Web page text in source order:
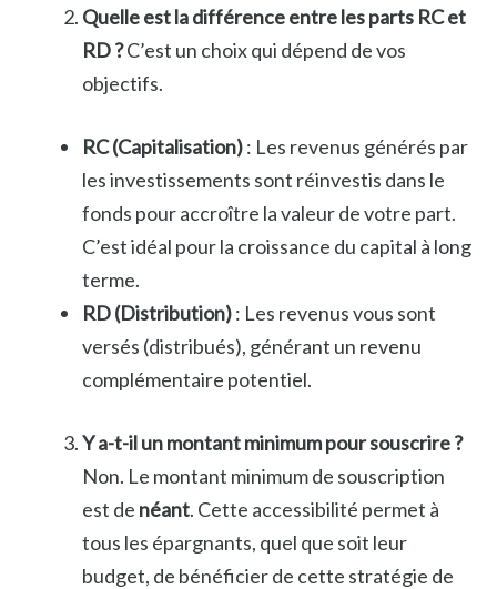
Quelle est la différence entre les parts RC et
RD ?C’est un choix qui dépend de vos
objectifs.
RC (Capitalisation): Les revenus générés par
les investissements sont réinvestis dans le
fonds pour accroître la valeur de votre part.
C’est idéal pour la croissance du capital à long
terme.
RD (Distribution): Les revenus vous sont
versés (distribués), générant un revenu
complémentaire potentiel.
Y a-t-il un montant minimum pour souscrire ?
Non. Le montant minimum de souscription
est de néant. Cette accessibilité permet à
tous les épargnants, quel que soit leur
budget, de bénéficier de cette stratégie de